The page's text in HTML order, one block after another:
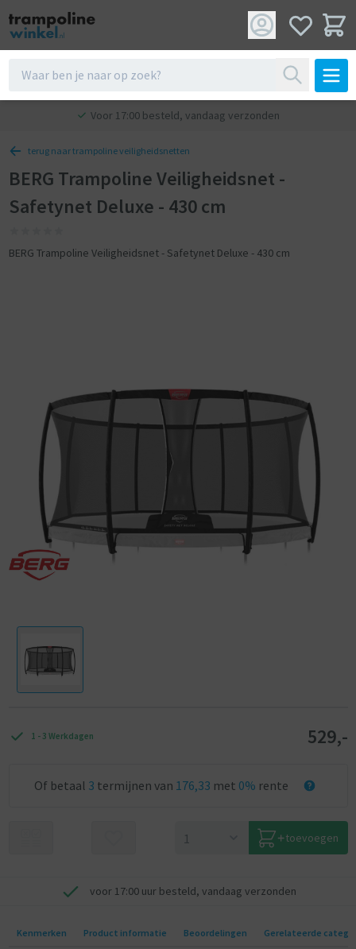
Voor 17:00 besteld, vandaag verzonden
terug naar trampoline veiligheidsnetten
BERG Trampoline Veiligheidsnet -
Safetynet Deluxe - 430 cm
BERG Trampoline Veiligheidsnet - Safetynet Deluxe - 430 cm
1 - 3 Werkdagen 529,-
Of betaal 3 termijnen van 176,33 met 0% rente
toevoegen
voor 17:00 uur besteld, vandaag verzonden
Kenmerken Product informatie Beoordelingen Gerelateerde